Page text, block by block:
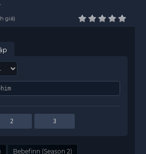
giá
2 3
Bebefinn (Season 2)